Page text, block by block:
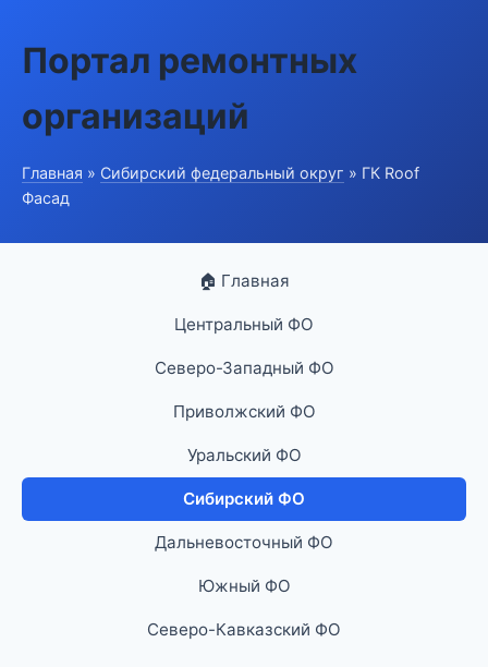
Портал ремонтных
организаций
Главная » Сибирский федеральный округ » ГК Roof
Фасад
🏠 Главная
Центральный ФО
Северо-Западный ФО
Приволжский ФО
Уральский ФО
Сибирский ФО
Дальневосточный ФО
Южный ФО
Северо-Кавказский ФО